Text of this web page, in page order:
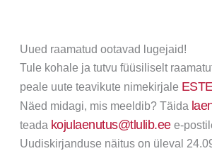
Uued raamatud ootavad lugejaid!
Tule kohale ja tutvu füüsiliselt
peale uute teavikute nimekirjale
Näed midagi, mis meeldib? Täida
teada kojulaenutus@tlulib.eee-
Uudiskirjanduse näitus on üleval